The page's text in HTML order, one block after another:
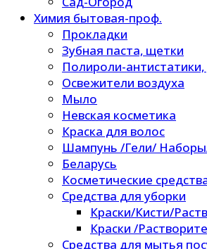
Химия бытовая-проф.
Прокладки
Зубная паста, щетки
Полироли-
Освежители воздуха
Мыло
Невская косметика
Краска для волос
Шампунь /Гели/
Беларусь
Косметические
Средства для уборки
Краски/Кисти/
Краски /
Средства для мытья